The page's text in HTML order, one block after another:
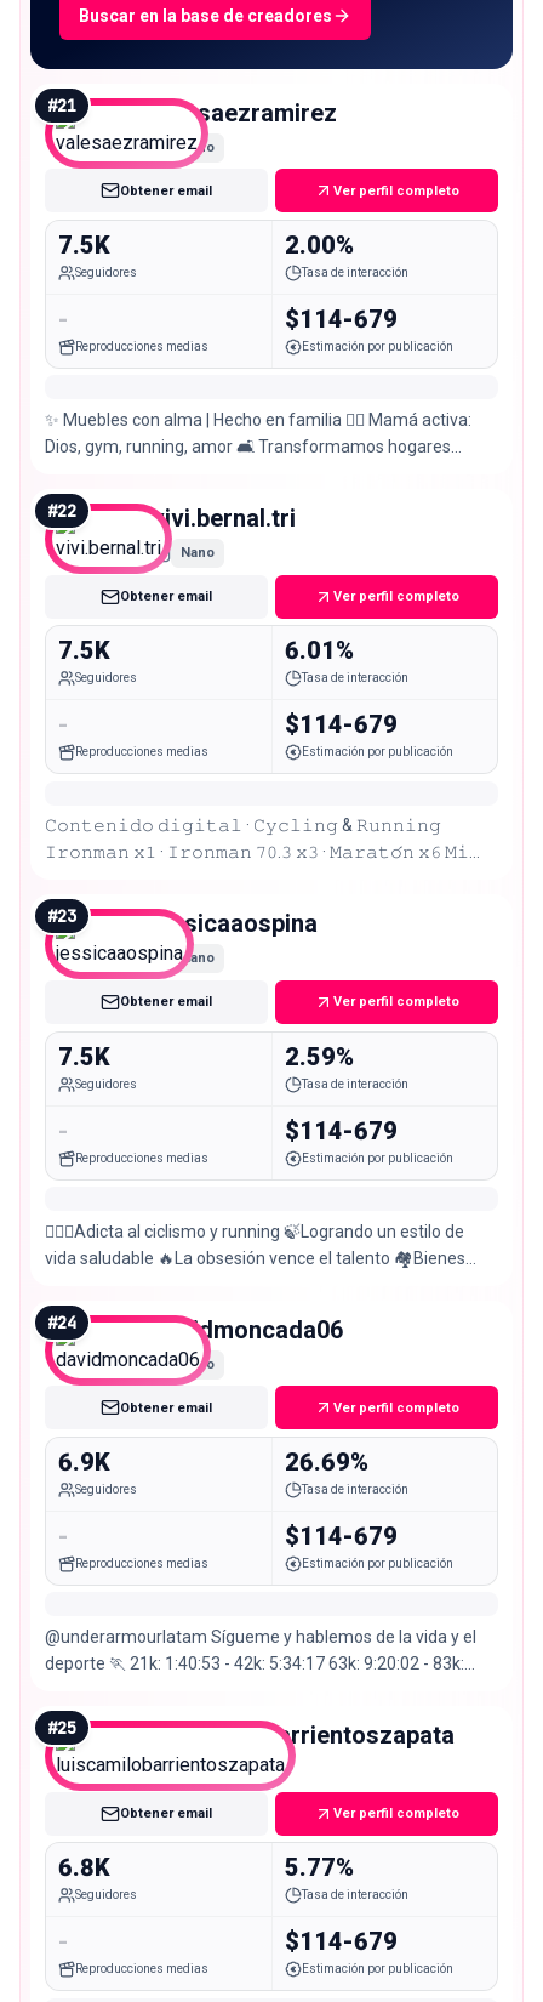
Buscar en la base de creadores
#21 valesaezramirez
Nano
Obtener email Ver perfil completo
7.5K
Seguidores
2.00%
Tasa de interacción
-
Reproducciones medias
$114-679
Estimación por publicación
✨ Muebles con alma | Hecho en familia 🏃‍♀️ Mamá activa:
Dios, gym, running, amor 🛋️ Transformamos hogares
#22 vivi.bernal.tri
Nano
Obtener email Ver perfil completo
7.5K
Seguidores
6.01%
Tasa de interacción
-
Reproducciones medias
$114-679
Estimación por publicación
𝙲𝚘𝚗𝚝𝚎𝚗𝚒𝚍𝚘 𝚍𝚒𝚐𝚒𝚝𝚊𝚕 · 𝙲𝚢𝚌𝚕𝚒𝚗𝚐 & 𝚁𝚞𝚗𝚗𝚒𝚗𝚐
𝙸𝚛𝚘𝚗𝚖𝚊𝚗 𝚡𝟷 · 𝙸𝚛𝚘𝚗𝚖𝚊𝚗 𝟽𝟶.𝟹 𝚡𝟹 · 𝙼𝚊𝚛𝚊𝚝𝚘́𝚗 𝚡𝟼 𝙼𝚒
#23 jessicaaospina
Nano
Obtener email Ver perfil completo
7.5K
Seguidores
2.59%
Tasa de interacción
-
Reproducciones medias
$114-679
Estimación por publicación
🏃🏽‍♀️Adicta al ciclismo y running 🍃Logrando un estilo de
vida saludable 🔥La obsesión vence el talento 🏘️Bienes
#24 davidmoncada06
Nano
Obtener email Ver perfil completo
6.9K
Seguidores
26.69%
Tasa de interacción
-
Reproducciones medias
$114-679
Estimación por publicación
@underarmourlatam Sígueme y hablemos de la vida y el
deporte 🏃 21k: 1:40:53 - 42k: 5:34:17 63k: 9:20:02 - 83k:
#25 luiscamilobarrientoszapata
Nano
Obtener email Ver perfil completo
6.8K
Seguidores
5.77%
Tasa de interacción
-
Reproducciones medias
$114-679
Estimación por publicación